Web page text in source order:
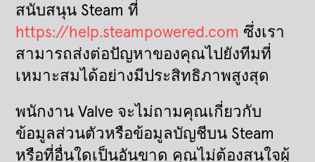
สนับสนุน Steam ที่
https://help.steampowered.com ซึ่งเรา
สามารถส่งต่อปัญหาของคุณไปยังทีมที่
เหมาะสมได้อย่างมีประสิทธิภาพสูงสุด
พนักงาน Valve จะไม่ถามคุณเกี่ยวกับ
ข้อมูลส่วนตัวหรือข้อมูลบัญชีบน Steam
หรือที่อื่นใดเป็นอันขาด คุณไม่ต้องสนใจผู้